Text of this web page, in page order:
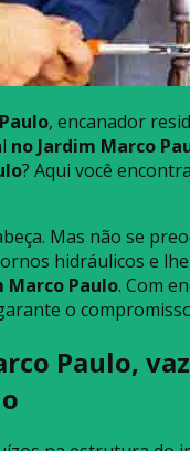
, encanador
no Jardim Marco
? Aqui você
Mas não se
hidráulicos e
Marco Paulo. Com
o
Paulo,